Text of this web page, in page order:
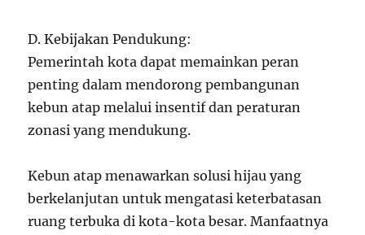
D. Kebijakan Pendukung:
Pemerintah kota dapat memainkan peran
penting dalam mendorong pembangunan
kebun atap melalui insentif dan peraturan
zonasi yang mendukung.
Kebun atap menawarkan solusi hijau yang
berkelanjutan untuk mengatasi keterbatasan
ruang terbuka di kota-kota besar. Manfaatnya